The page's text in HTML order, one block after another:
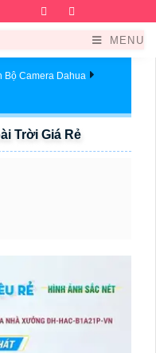
Facebook
MENU
Bộ Camera Dahua
Trời Giá Rẻ